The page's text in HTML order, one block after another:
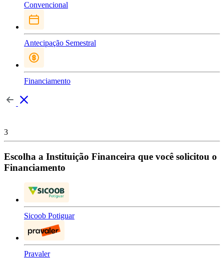
Convencional
Antecipação Semestral
Financiamento
3
Escolha a Instituição Financeira que você solicitou o
Financiamento
Sicoob Potiguar
Pravaler